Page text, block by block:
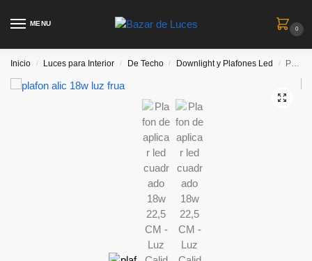
MENU
0
Inicio / Luces para Interior / De Techo / Downlight y Plafones Led / Plafon de aplicar led cuadrado 18w 22,5 CM – Luz Calida – CAN